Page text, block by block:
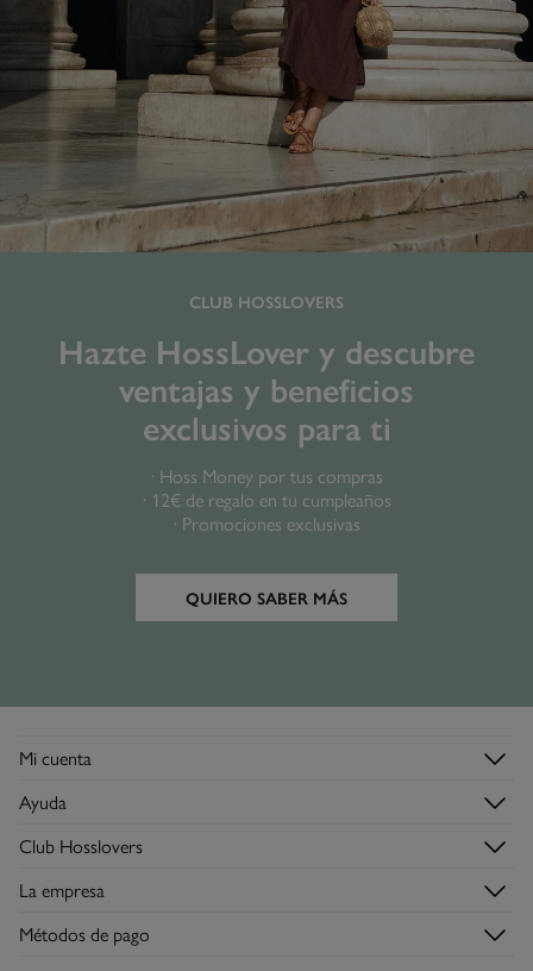
CLUB HOSSLOVERS
Hazte HossLover y descubre
ventajas y beneficios
exclusivos para ti
· Hoss Money por tus compras
· 12€ de regalo en tu cumpleaños
· Promociones exclusivas
QUIERO SABER MÁS
Mi cuenta
Login
Registrarme
Mis pedidos
Direcciones de envío
Ayuda
Atención al cliente
Envíos
Devoluciones
Club Hosslovers
Descúbrelo
Hazte Hosslover →
La empresa
Tiendas
Descubre la app
Métodos de pago